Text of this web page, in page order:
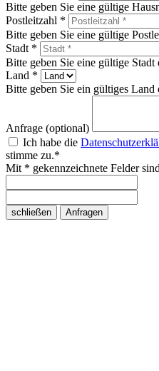
Bitte geben Sie eine gültige
Postleitzahl *
Bitte geben Sie eine gültige
Stadt *
Bitte geben Sie eine gültige Stadt
Land *
Bitte geben Sie ein gültiges Land
Anfrage (optional)
Ich habe die
stimme zu.*
Mit * gekennzeichnete Felder
schließen Anfragen